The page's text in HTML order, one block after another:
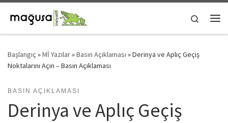
Skip to content
Search
Başlangıç »Mİ Yazılar»Basın Açıklaması »Derinya ve Aplıç Geçiş
Noktalarını Açın – Basın Açıklaması
BASIN AÇIKLAMASI
Derinya ve Aplıç Geçiş